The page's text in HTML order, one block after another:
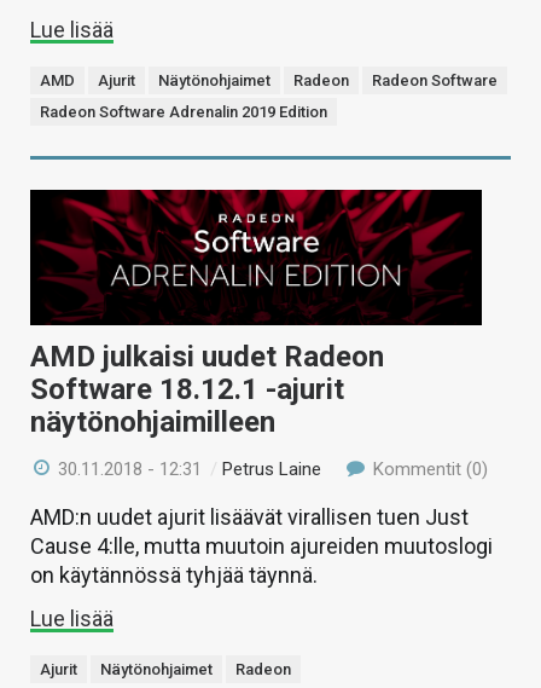
Lue lisää
AMD Ajurit Näytönohjaimet Radeon
Radeon Software
Radeon Software Adrenalin 2019 Edition
AMD julkaisi uudet Radeon
Software 18.12.1 -ajurit
näytönohjaimilleen
30.11.2018 - 12:31 /Petrus Laine Kommentit (0)
AMD:n uudet ajurit lisäävät virallisen tuen Just
Cause 4:lle, mutta muutoin ajureiden muutoslogi
on käytännössä tyhjää täynnä.
Lue lisää
Ajurit Näytönohjaimet Radeon